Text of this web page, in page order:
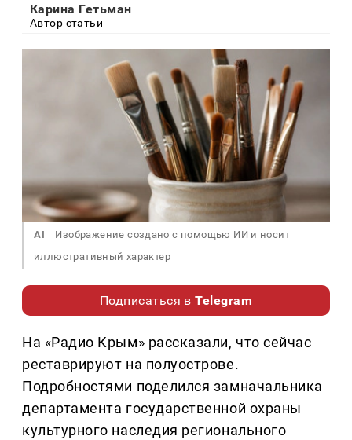
Карина Гетьман
Автор статьи
AI
Изображение создано с помощью ИИ и носит
иллюстративный характер
Подписаться вTelegram
На «Радио Крым» рассказали, что сейчас
реставрируют на полуострове.
Подробностями поделился замначальника
департамента государственной охраны
культурного наследия регионального